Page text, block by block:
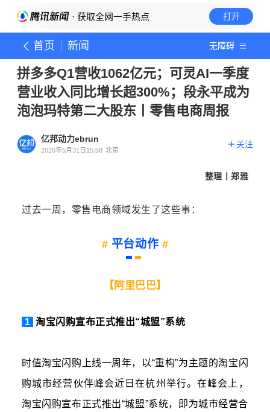
· 获取全网一手热点 打开
首页 新闻 无障碍
拼多多Q1营收1062亿元；可灵AI一季度
营业收入同比增长超300%；段永平成为
泡泡玛特第二大股东丨零售电商周报
亿邦动力ebrun
2026年5月31日15:58 北京
关注
整理丨郑雅
过去一周，零售电商领域发生了这些事：
# 平台动作 #
【阿里巴巴】
1 淘宝闪购宣布正式推出“城盟”系统
时值淘宝闪购上线一周年，以“重构”为主题的淘宝闪
购城市经营伙伴峰会近日在杭州举行。在峰会上，
淘宝闪购宣布正式推出“城盟”系统，即为城市经营合